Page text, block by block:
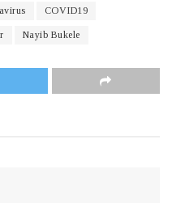
COVID19
Nayib Bukele